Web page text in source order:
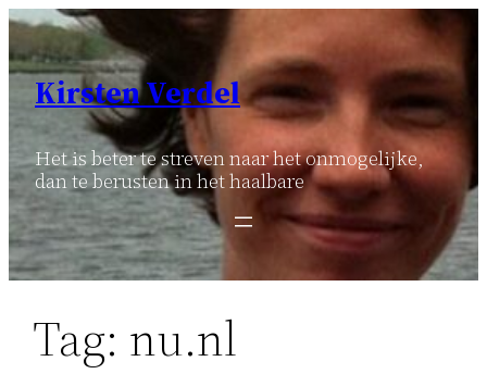
Ga
naar
inhoud
Kirsten Verdel
Het is beter te streven naar het onmogelijke,
dan te berusten in het haalbare
Tag: nu.nl